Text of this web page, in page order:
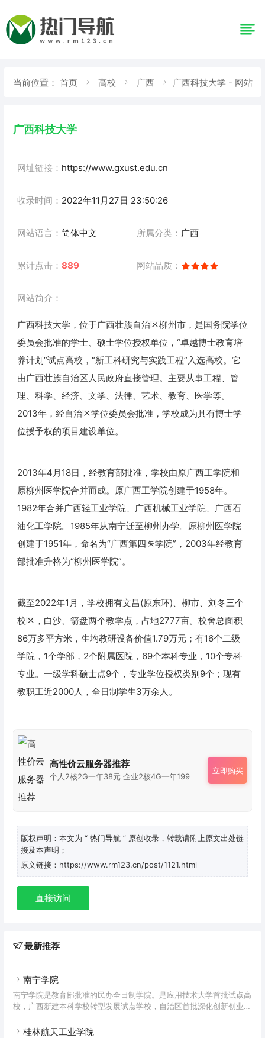
当前位置： 首页 高校 广西 广西科技大学 - 网站
广西科技大学
网址链接： https://www.gxust.edu.cn
收录时间： 2022年11月27日 23:50:26
网站语言： 简体中文 所属分类： 广西
累计点击： 889 网站品质：
网站简介：
广西科技大学，位于广西壮族自治区柳州市，是国务院学位
委员会批准的学士、硕士学位授权单位，“卓越博士教育培
养计划”试点高校，“新工科研究与实践工程”入选高校。它
由广西壮族自治区人民政府直接管理。主要从事工程、管
理、科学、经济、文学、法律、艺术、教育、医学等。
2013年，经自治区学位委员会批准，学校成为具有博士学
位授予权的项目建设单位。
2013年4月18日，经教育部批准，学校由原广西工学院和
原柳州医学院合并而成。原广西工学院创建于1958年。
1982年合并广西轻工业学院、广西机械工业学院、广西石
油化工学院。1985年从南宁迁至柳州办学。原柳州医学院
创建于1951年，命名为“广西第四医学院”，2003年经教育
部批准升格为“柳州医学院”。
截至2022年1月，学校拥有文昌(原东环)、柳市、刘冬三个
校区，白沙、箭盘两个教学点，占地2777亩。校舍总面积
86万多平方米，生均教研设备价值1.79万元；有16个二级
学院，1个学部，2个附属医院，69个本科专业，10个专科
专业。一级学科硕士点9个，专业学位授权类别9个；现有
教职工近2000人，全日制学生3万余人。
高性价云服务器推荐
个人2核2G一年38元 企业2核4G一年199
立即购买
版权声明：本文为 “ 热门导航 ” 原创收录，转载请附上原文出处链
接及本声明；
原文链接：https://www.rm123.cn/post/1121.html
直接访问
最新推荐
南宁学院
南宁学院是教育部批准的民办全日制学院。是应用技术大学首批试点高
校，广西新建本科学校转型发展试点学校，自治区首批深化创新创业教
校的前身是中国国民党革命委员会广西壮族自治区委员会于1985年创
桂林航天工业学院